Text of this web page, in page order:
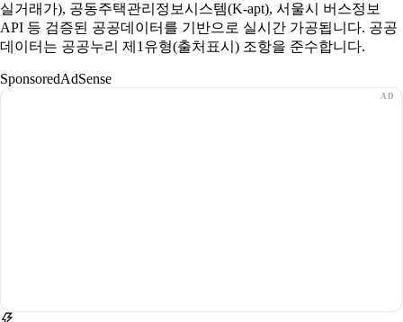
실거래가), 공동주택관리정보시스템(K-apt), 서울시 버스정보
API 등 검증된 공공데이터를 기반으로 실시간 가공됩니다. 공공
데이터는 공공누리 제1유형(출처표시) 조항을 준수합니다.
SponsoredAdSense